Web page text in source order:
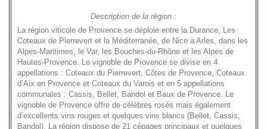
Description de la région :
La région viticole de Provence se déploie entre la Durance, Les
Coteaux de Pierrevert et la Méditerranée, de Nice à Arles, dans les
Alpes-Maritimes, le Var, les Bouches-du-Rhône et les Alpes de
Hautes-Provence. Le vignoble de Provence se divise en 4
appellations : Coteaux du Pierrevert, Côtes de Provence, Coteaux
d’Aix en Provence et Coteaux du Varois et en 5 appellations
communales : Cassis, Bellet, Bandol et Baux de Provence. Le
vignoble de Provence offre de célèbres rosés mais également
d’excellents vins rouges et quelques vins blancs (Bellet, Cassis,
Bandol). La région dispose de 21 cépages principaux et quelques